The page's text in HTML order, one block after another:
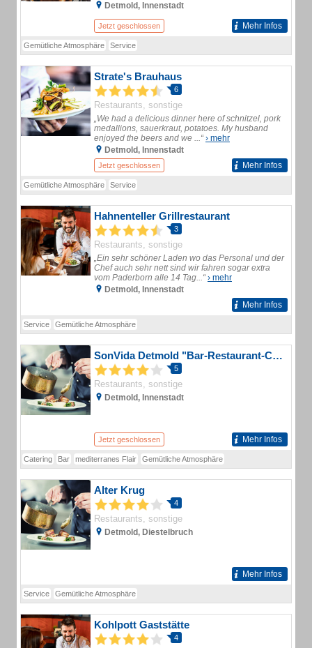
Detmold, Innenstadt
Jetzt geschlossen Mehr Infos
Gemütliche Atmosphäre Service
Strate's Brauhaus
6
Restaurants, sonstige
„We had a delicious dinner here of schnitzel, pork
medallions, sauerkraut, potatoes. My husband
enjoyed the beers and we ...“› mehr
Detmold, Innenstadt
Jetzt geschlossen Mehr Infos
Gemütliche Atmosphäre Service
Hahnenteller Grillrestaurant
3
Restaurants, sonstige
„Ein sehr schöner Laden wo das Personal und der
Chef auch sehr nett sind wir fahren sogar extra
vom Paderborn alle 14 Tag...“› mehr
Detmold, Innenstadt
Mehr Infos
Service Gemütliche Atmosphäre
SonVida Detmold "Bar-Restaurant-Cafe"
5
Restaurants, sonstige
Detmold, Innenstadt
Jetzt geschlossen Mehr Infos
Catering Bar mediterranes Flair Gemütliche Atmosphäre
Alter Krug
4
Restaurants, sonstige
Detmold, Diestelbruch
Mehr Infos
Service Gemütliche Atmosphäre
Kohlpott Gaststätte
4